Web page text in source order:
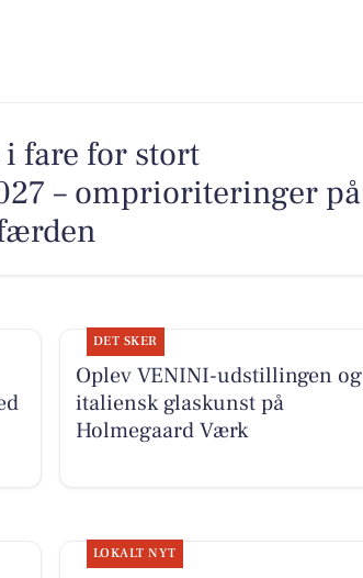
fare for stort
– omprioriteringer på
DET SKER
Oplev VENINI-udstillingen og
italiensk glaskunst på
Holmegaard Værk
LOKALT NYT